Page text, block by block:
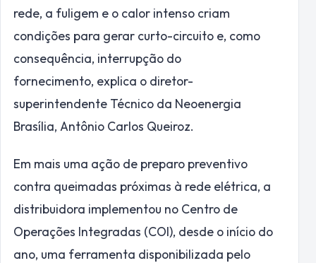
rede, a fuligem e o calor intenso criam
condições para gerar curto-circuito e, como
consequência, interrupção do
fornecimento, explica o diretor-
superintendente Técnico da Neoenergia
Brasília, Antônio Carlos Queiroz.
Em mais uma ação de preparo preventivo
contra queimadas próximas à rede elétrica, a
distribuidora implementou no Centro de
Operações Integradas (COI), desde o início do
ano, uma ferramenta disponibilizada pelo